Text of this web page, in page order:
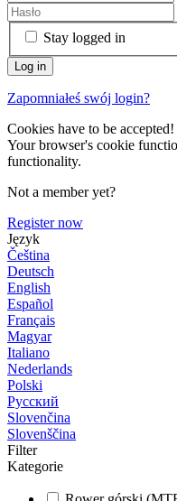
Stay logged in
Zapomniałeś swój login?
Cookies have to be accepted!
Your browser's cookie
functionality.
Not a member yet?
Register now
Język
Čeština
Deutsch
English
Español
Français
Magyar
Italiano
Nederlands
Polski
Русский
Slovenčina
Slovenščina
Filter
Kategorie